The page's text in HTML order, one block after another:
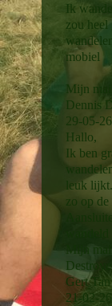
Ik
zou heel
mobiel
Mijn
Dennis
29-05-26
Hallo,
Ik ben
leuk
zo op
Mijn mail
Gert Tan
21-02-26